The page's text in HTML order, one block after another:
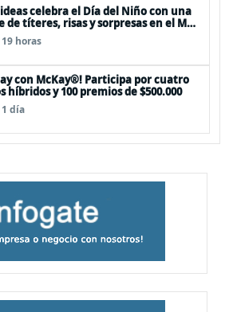
celebra el Día del Niño con una
de títeres, risas y sorpresas en el Mall
Vespucio
19 horas
con McKay®! Participa por cuatro
híbridos y 100 premios de $500.000
1 día